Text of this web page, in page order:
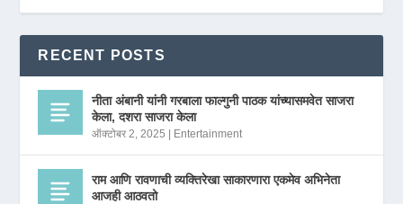
RECENT POSTS
नीता अंबानी यांनी गरबाला फाल्गुनी पाठक यांच्यासमवेत साजरा
केला, दशरा साजरा केला
ऑक्टोबर 2, 2025 | Entertainment
राम आणि रावणाची व्यक्तिरेखा साकारणारा एकमेव अभिनेता
आजही आठवतो